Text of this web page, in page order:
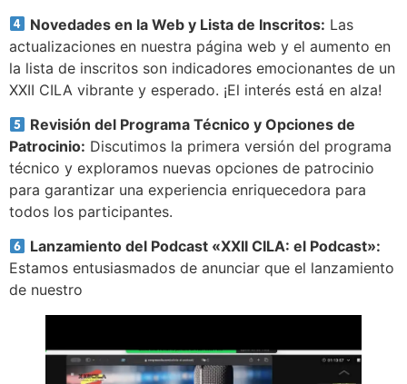
Novedades en la Web y Lista de Inscritos: Las
actualizaciones en nuestra página web y el aumento en
la lista de inscritos son indicadores emocionantes de un
XXII CILA vibrante y esperado. ¡El interés está en alza!
Revisión del Programa Técnico y Opciones de
Patrocinio: Discutimos la primera versión del programa
técnico y exploramos nuevas opciones de patrocinio
para garantizar una experiencia enriquecedora para
todos los participantes.
Lanzamiento del Podcast «XXII CILA: el Podcast»:
Estamos entusiasmados de anunciar que el lanzamiento
de nuestro